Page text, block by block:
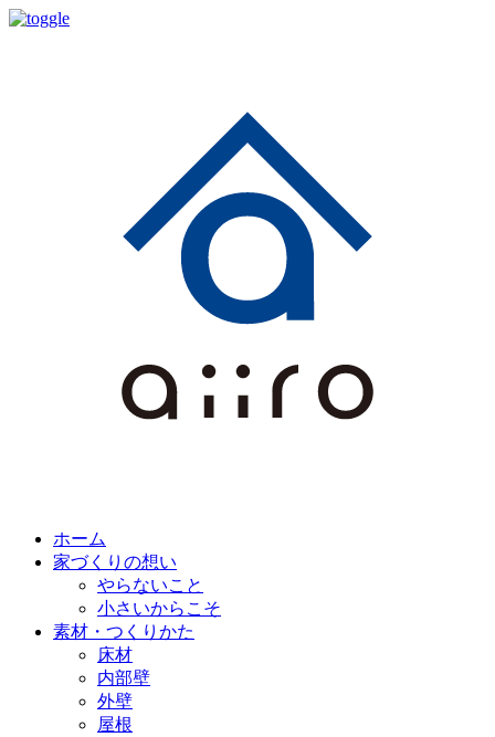
ホーム
家づくりの想い
やらないこと
小さいからこそ
素材・つくりかた
床材
内部壁
外壁
屋根